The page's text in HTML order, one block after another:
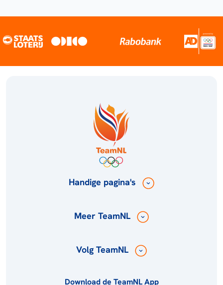
Handige pagina's
Meer TeamNL
Volg TeamNL
Download de TeamNL App